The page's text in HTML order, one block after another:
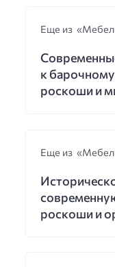
Еще из
к барочному
роскоши и
Еще из
роскоши и